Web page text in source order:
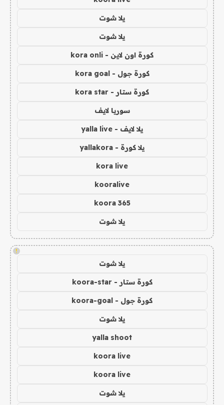
يلا شوت
يلا شوت
كورة اون لاين - kora onli
كورة جول - kora goal
كورة ستار - kora star
سوريا لايف
يلا لايف - yalla live
يلا كورة - yallakora
kora live
kooralive
koora 365
يلا شوت
!
يلا شوت
كورة ستار - koora-star
كورة جول - koora-goal
يلا شوت
yalla shoot
koora live
koora live
يلا شوت